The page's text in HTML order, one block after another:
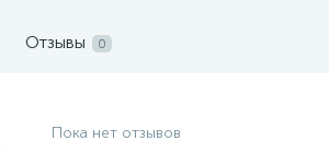
Отзывы 0
Пока нет отзывов